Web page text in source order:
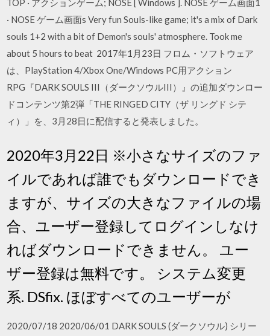
TOP · アクションゲーム; NOSE [ Windows ]. NOSE ゲーム画面1
· NOSE ゲーム画面s Very fun Souls-like game; it's a mix of Dark
souls 1+2 with a bit of Demon's souls' atmosphere. Took me
about 5 hours to beat 2017年1月23日 フロム・ソフトウェア
は、PlayStation 4/Xbox One/Windows PC用アクション
RPG『DARK SOULS III（ダークソウルIII）』の追加ダウンロー
ドコンテンツ第2弾「THE RINGED CITY（ザ リングド シテ
ィ）」を、3月28日に配信すると発表しました。
2020年3月22日 ※小さなサイズのファ
イルであれば誰でもダウンロードでき
ますが、サイズの大きなファイルの場
合、ユーザー登録してログインしなけ
ればダウンロードできません。 ユー
ザー登録は無料です。 システム変更
系. DSfix. ほぼすべてのユーザーが
2020/07/18 2020/06/01 DARK SOULS (ダークソウル) シリー